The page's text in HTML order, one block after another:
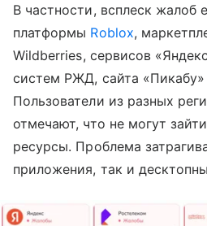
В частности, всплеск жалоб
платформы Roblox,
Wildberries, сервисов
систем РЖД, сайта
Пользователи из разных
отмечают, что не могут
ресурсы. Проблема
приложения, так и